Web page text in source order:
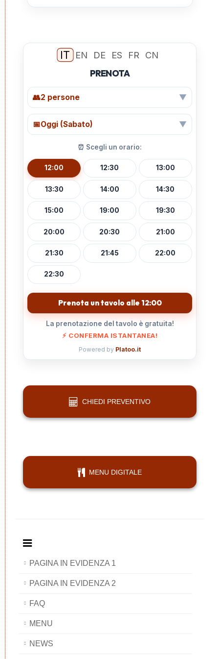
IT EN DE ES FR CN
PRENOTA
👥2 persone ▼
📅Oggi (Sabato) ▼
⏰ Scegli un orario:
12:00 12:30 13:00
13:30 14:00 14:30
15:00 19:00 19:30
20:00 20:30 21:00
21:30 21:45 22:00
22:30
Prenota un tavolo alle 12:00
La prenotazione del tavolo è gratuita!
⚡ CONFERMA ISTANTANEA!
Powered by Platoo.it
CHIEDI PREVENTIVO
MENU DIGITALE
PAGINA IN EVIDENZA 1
PAGINA IN EVIDENZA 2
FAQ
MENU
NEWS